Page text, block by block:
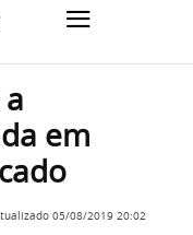
em
05/08/2019 20:02